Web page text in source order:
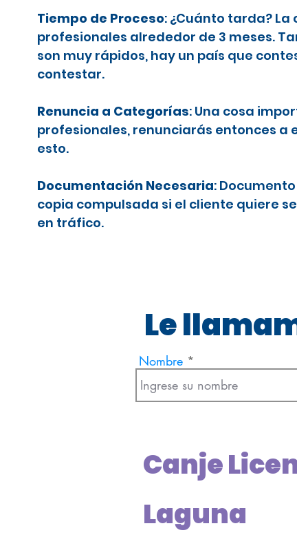
Tiempo de Proceso: ¿Cuánto tarda? La
profesionales alrededor de 3 meses.
son muy rápidos, hay un país que
contestar.
Renuncia a Categorías: Una cosa
profesionales, renunciarás entonces a
esto.
Documentación Necesaria:
copia compulsada si el cliente quiere
en tráfico.
Le
Nombre
Canje
Laguna